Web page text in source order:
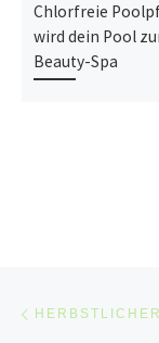
Chlorfreie
wird dein Pool
Beauty-Spa